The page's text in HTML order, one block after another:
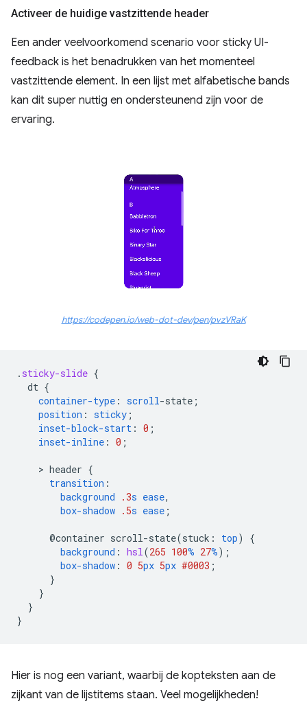
Activeer de huidige vastzittende header
Een ander veelvoorkomend scenario voor sticky UI-
feedback is het benadrukken van het momenteel
vastzittende element. In een lijst met alfabetische bands
kan dit super nuttig en ondersteunend zijn voor de
ervaring.
https://codepen.io/web-dot-dev/pen/pvzVRaK
. sticky-slide {
dt {
container-type : scroll-state ;
position : sticky ;
inset-block-start : 0 ;
inset-inline : 0 ;
    >
header {
transition :
background
.3s ease,
box-shadow .5s ease ;
@container scroll-state(stuck : top)
{
background : hsl(265 100% 27%);
box-shadow : 0 5px 5px #0003 ;
}
}
}
}
Hier is nog een variant, waarbij de kopteksten aan de
zijkant van de lijstitems staan. Veel mogelijkheden!